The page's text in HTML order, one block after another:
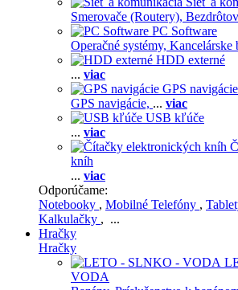
Smerovače (Routery),
PC Software
Operačné systémy, Kancelárske
HDD externé
... viac
GPS navigácie
GPS navigácie, ... viac
USB kľúče
... viac
kníh
... viac
Odporúčame:
Notebooky , Mobilné Telefóny ,
Kalkulačky , ...
Hračky
Hračky
VODA